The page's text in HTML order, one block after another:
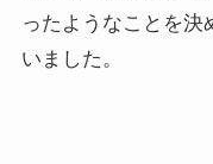
ったようなことを決
いました。